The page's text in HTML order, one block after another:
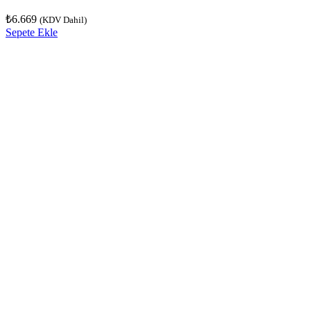
₺6.669 (KDV Dahil)
Sepete Ekle